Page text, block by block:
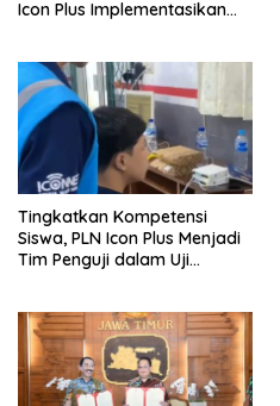
Icon Plus Implementasikan
Tingkatkan Kompetensi
Siswa, PLN Icon Plus Menjadi
Tim Penguji dalam Uji
Siliragung